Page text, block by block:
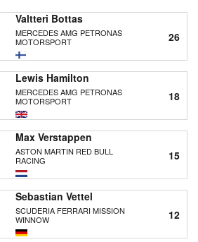
Valtteri Bottas
MERCEDES AMG PETRONAS
MOTORSPORT
26
Lewis Hamilton
MERCEDES AMG PETRONAS
MOTORSPORT
18
Max Verstappen
ASTON MARTIN RED BULL
RACING
15
Sebastian Vettel
SCUDERIA FERRARI MISSION
WINNOW
12